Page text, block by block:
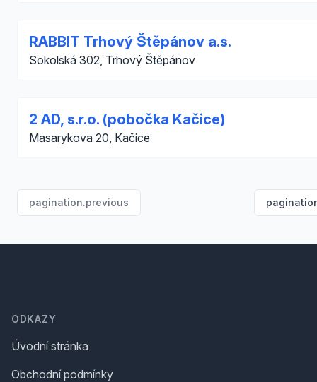
RABBIT Trhový Štěpánov a.s.
Sokolská 302, Trhový Štěpánov
2 AD, s.r.o. (pobočka Kačice)
Masarykova 20, Kačice
pagination.previous
ODKAZY
Úvodní stránka
Obchodní podmínky